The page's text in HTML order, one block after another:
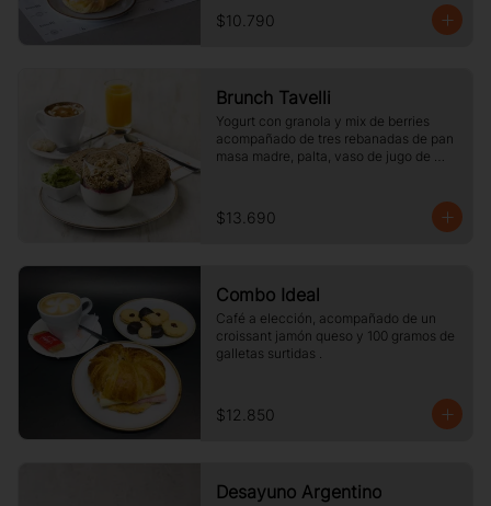
$10.790
Brunch Tavelli
Yogurt con granola y mix de berries
acompañado de tres rebanadas de pan
masa madre, palta, vaso de jugo de
$13.690
Combo Ideal
Café a elección, acompañado de un
croissant jamón queso y 100 gramos de
galletas surtidas .
$12.850
Desayuno Argentino